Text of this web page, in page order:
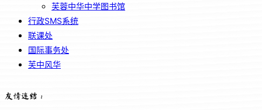
芙蓉中华中学图书馆
行政SMS系统
联课处
国际事务处
芙中风华
友情连结：